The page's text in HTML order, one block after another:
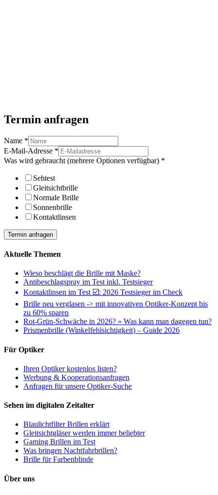
Termin anfragen
Name *
E-Mail-Adresse *
Was wird gebraucht (mehrere Optionen verfügbar) *
Sehtest
Gleitsichtbrille
Normale Brille
Sonnenbrille
Kontaktlinsen
Termin anfragen
Aktuelle Themen
Wieso beschlägt die Brille mit Maske?
Antibeschlagspray im Test inkl. Testsieger
Kontaktlinsen im Test ☑️: 2026 Testsieger im Check
Brille neu verglasen -> mit innovativen Optiker-Konzept bis
zu 60% sparen
Rot-Grün-Schwäche in 2026? » Was kann man dagegen tun?
Prismenbrille (Winkelfehlsichtigkeit) – Guide 2026
Für Optiker
Ihren Optiker kostenlos listen?
Werbung & Kooperationsanfragen
Anfragen für unsere Optiker-Suche
Sehen im digitalen Zeitalter
Blaulichtfilter Brillen erklärt
Gleitsichtgläser werden immer beliebter
Gaming Brillen im Test
Was bringen Nachtfahrbrillen?
Brille für Farbenblinde
Über uns